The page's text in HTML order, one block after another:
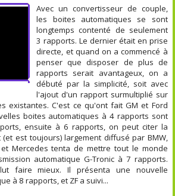
Avec un convertisseur de couple,
les boites automatiques se sont
longtemps contenté de seulement
3 rapports. Le dernier était en prise
directe, et quand on a commencé à
penser que disposer de plus de
rapports serait avantageux, on a
débuté par la simplicité, soit avec
l'ajout d'un rapport surmultiplié sur
existantes. C'est ce qu'ont fait GM et Ford
boites automatiques à 4 rapports sont
ensuite à 6 rapports, on peut citer la
est toujours) largement diffusé par BMW,
et Mercedes tenta de mettre tout le monde
automatique G-Tronic à 7 rapports.
faire mieux. Il présenta une nouvelle
à 8 rapports, et ZF a suivi...